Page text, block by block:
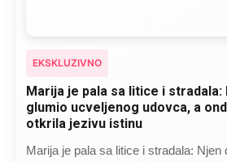
EKSKLUZIVNO
Marija je pala sa litice i stradala:
glumio ucveljenog udovca, a
otkrila jezivu istinu
Marija je pala sa litice i stradala: Njen